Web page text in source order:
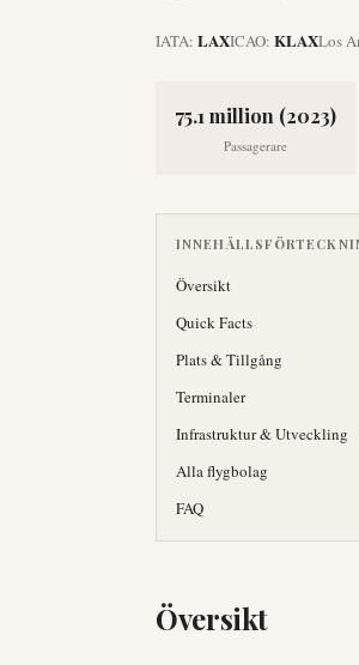
IATA: LAXICAO: KLAXLos
75.1 million (2023)
Passagerare
Översikt
Quick Facts
Plats & Tillgång
Terminaler
Infrastruktur & Utveckling
Alla flygbolag
FAQ
Översikt